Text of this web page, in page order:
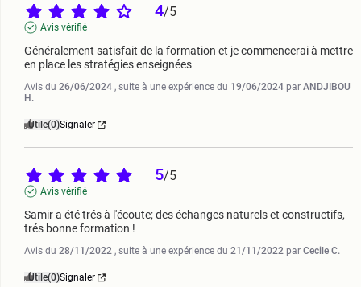
4/5
Avis vérifié
Généralement satisfait de la formation et je commencerai à mettre
en place les stratégies enseignées
Avis du 26/06/2024 , suite à une expérience du 19/06/2024 par ANDJIBOU
H.
Utile(0)Signaler
5/5
Avis vérifié
Samir a été trés à l'écoute; des échanges naturels et constructifs,
trés bonne formation !
Avis du 28/11/2022 , suite à une expérience du 21/11/2022 par Cecile C.
Utile(0)Signaler